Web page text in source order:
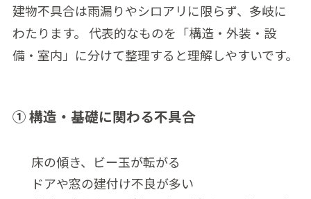
建物不具合は雨漏りやシロアリに限らず、多岐に
わたります。 代表的なものを「構造・外装・設
備・室内」に分けて整理すると理解しやすいです。
① 構造・基礎に関わる不具合
床の傾き、ビー玉が転がる
ドアや窓の建付け不良が多い